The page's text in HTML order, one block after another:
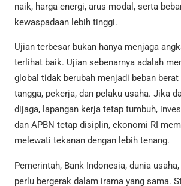
naik, harga energi, arus modal, serta
kewaspadaan lebih tinggi.
Ujian terbesar bukan hanya menjaga
terlihat baik. Ujian sebenarnya adalah
global tidak berubah menjadi beban
tangga, pekerja, dan pelaku usaha. Jika
dijaga, lapangan kerja tetap tumbuh,
dan APBN tetap disiplin, ekonomi RI
melewati tekanan dengan lebih tenang.
Pemerintah, Bank Indonesia, dunia
perlu bergerak dalam irama yang sama.